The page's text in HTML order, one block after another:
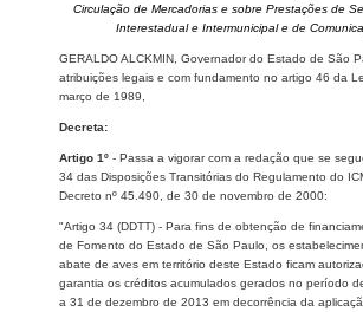
Circulação de Mercadorias e sobre Prestações de
Interestadual e Intermunicipal e de
GERALDO ALCKMIN, Governador do Estado de São
atribuições legais e com fundamento no artigo 46 da
março de 1989,
Decreta:
Artigo 1º - Passa a vigorar com a redação que se
34 das Disposições Transitórias do Regulamento do
Decreto nº 45.490, de 30 de novembro de 2000:
"Artigo 34 (DDTT) - Para fins de obtenção de
de Fomento do Estado de São Paulo, os
abate de aves em território deste Estado ficam
garantia os créditos acumulados gerados no período
a 31 de dezembro de 2013 em decorrência da